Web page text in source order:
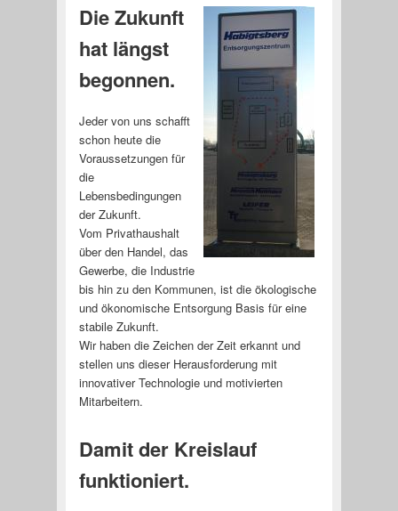
Die Zukunft
hat längst
begonnen.
Jeder von uns schafft
schon heute die
Voraussetzungen für
die
Lebensbedingungen
der Zukunft.
Vom Privathaushalt
über den Handel, das
Gewerbe, die Industrie
bis hin zu den Kommunen, ist die ökologische
und ökonomische Entsorgung Basis für eine
stabile Zukunft.
Wir haben die Zeichen der Zeit erkannt und
stellen uns dieser Herausforderung mit
innovativer Technologie und motivierten
Mitarbeitern.
Damit der Kreislauf
funktioniert.